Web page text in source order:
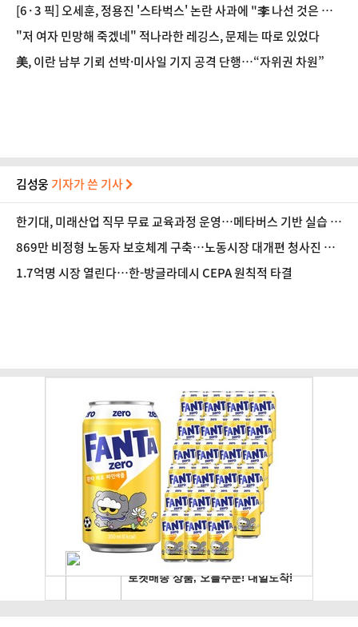
[6·3 픽] 오세훈, 정용진 '스타벅스' 논란 사과에 "李 나선 것은 국
민 무시한 것"
"저 여자 민망해 죽겠네" 적나라한 레깅스, 문제는 따로 있었다
美, 이란 남부 기뢰 선박·미사일 기지 공격 단행…“자위권 차원”
김성웅 기자가 쓴 기사
한기대, 미래산업 직무 무료 교육과정 운영…메타버스 기반 실습 도
입
869만 비정형 노동자 보호체계 구축…노동시장 대개편 청사진 공
개
1.7억명 시장 열린다…한-방글라데시 CEPA 원칙적 타결